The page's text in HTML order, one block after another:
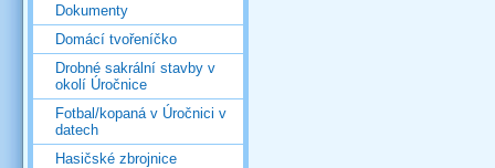
Dokumenty
Domácí tvořeníčko
Drobné sakrální stavby v
okolí Úročnice
Fotbal/kopaná v Úročnici v
datech
Hasičské zbrojnice